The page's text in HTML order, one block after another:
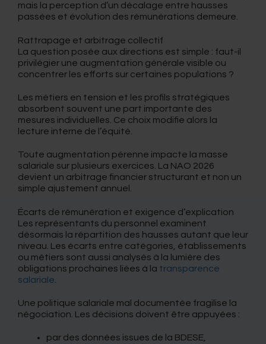
mais la perception d’un décalage entre hausses
passées et évolution des rémunérations demeure.
Rattrapage et arbitrage collectif
La question posée aux directions est simple : faut-il
privilégier une augmentation générale visible ou
concentrer les efforts sur certaines populations ?
Les métiers en tension et les profils stratégiques
absorbent souvent une part importante des
mesures individuelles. Ce choix modifie alors la
lecture interne de l’équité.
Toute augmentation pérenne impacte la masse
salariale sur plusieurs exercices. La NAO 2026
devient un arbitrage financier structurant et non un
simple ajustement annuel.
Écarts de rémunération et exigence d’explication
Les représentants du personnel examinent
désormais la répartition des hausses autant que leur
niveau. Les écarts entre catégories, établissements
ou métiers sont aussi analysés à la lumière des
obligations prochaines liées à la transparence
salariale.
Une politique salariale mal documentée fragilise la
négociation. Les décisions doivent être appuyées :
par des données issues de la BDESE,